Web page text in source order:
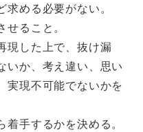
める必要がない。
ること。
現した上で、抜け漏
いか、考え違い、思い
実現不可能でないかを
手するかを決める。